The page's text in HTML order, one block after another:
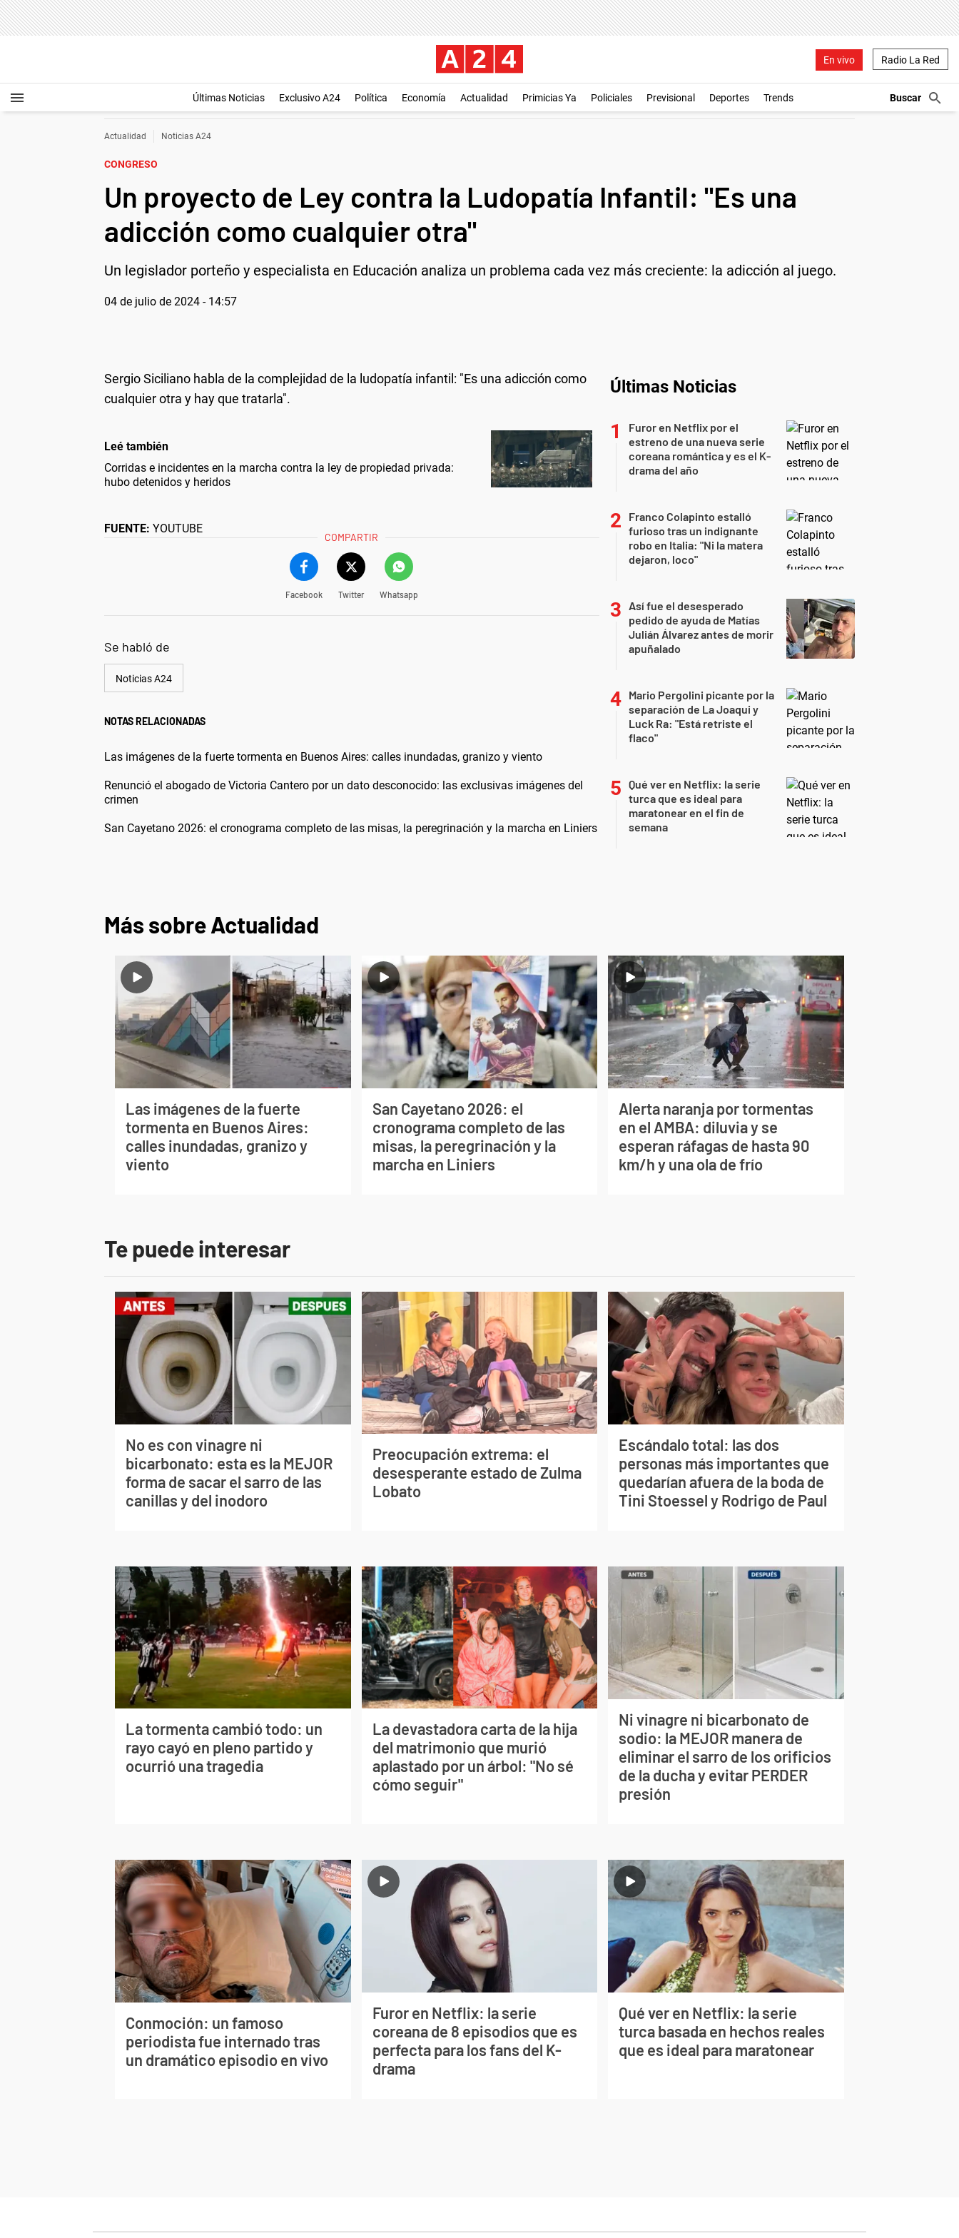
En vivo Radio La Red
Últimas Noticias Exclusivo A24 Política Economía Actualidad Primicias Ya Policiales Previsional Deportes Trends
Actualidad Noticias A24
CONGRESO
Un proyecto de Ley contra la Ludopatía Infantil: "Es una
adicción como cualquier otra"
Un legislador porteño y especialista en Educación analiza un problema cada vez más creciente: la adicción al juego.
04 de julio de 2024 - 14:57
Sergio Siciliano habla de la complejidad de la ludopatía infantil: "Es una adicción como
cualquier otra y hay que tratarla".
Leé también
Corridas e incidentes en la marcha contra la ley de propiedad privada:
hubo detenidos y heridos
FUENTE: YOUTUBE
COMPARTIR
Facebook Twitter Whatsapp
Se habló de
Noticias A24
NOTAS RELACIONADAS
Las imágenes de la fuerte tormenta en Buenos Aires: calles inundadas, granizo y viento
Renunció el abogado de Victoria Cantero por un dato desconocido: las exclusivas imágenes del
crimen
San Cayetano 2026: el cronograma completo de las misas, la peregrinación y la marcha en Liniers
Últimas Noticias
Furor en Netflix por el
estreno de una nueva serie
coreana romántica y es el K-
drama del año
Franco Colapinto estalló
furioso tras un indignante
robo en Italia: "Ni la matera
dejaron, loco"
Así fue el desesperado
pedido de ayuda de Matías
Julián Álvarez antes de morir
apuñalado
Mario Pergolini picante por la
separación de La Joaqui y
Luck Ra: "Está retriste el
flaco"
Qué ver en Netflix: la serie
turca que es ideal para
maratonear en el fin de
semana
Más sobre Actualidad
Las imágenes de la fuerte
tormenta en Buenos Aires:
calles inundadas, granizo y
viento
San Cayetano 2026: el
cronograma completo de las
misas, la peregrinación y la
marcha en Liniers
Alerta naranja por tormentas
en el AMBA: diluvia y se
esperan ráfagas de hasta 90
km/h y una ola de frío
Te puede interesar
No es con vinagre ni
bicarbonato: esta es la MEJOR
forma de sacar el sarro de las
canillas y del inodoro
Preocupación extrema: el
desesperante estado de Zulma
Lobato
Escándalo total: las dos
personas más importantes que
quedarían afuera de la boda de
Tini Stoessel y Rodrigo de Paul
La tormenta cambió todo: un
rayo cayó en pleno partido y
ocurrió una tragedia
La devastadora carta de la hija
del matrimonio que murió
aplastado por un árbol: "No sé
cómo seguir"
Ni vinagre ni bicarbonato de
sodio: la MEJOR manera de
eliminar el sarro de los orificios
de la ducha y evitar PERDER
presión
Conmoción: un famoso
periodista fue internado tras
un dramático episodio en vivo
Furor en Netflix: la serie
coreana de 8 episodios que es
perfecta para los fans del K-
drama
Qué ver en Netflix: la serie
turca basada en hechos reales
que es ideal para maratonear